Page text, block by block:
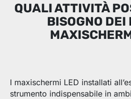
QUALI ATTIVITÀ
BISOGNO DEI
I maxischermi LED installati
strumento indispensabile in